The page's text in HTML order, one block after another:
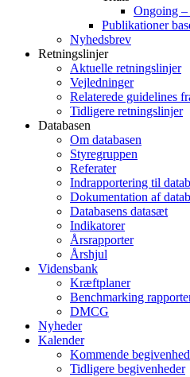
Ongoing
Publikationer
Nyhedsbrev
Retningslinjer
Aktuelle retningslinjer
Vejledninger
Relaterede guidelines
Tidligere retningslinjer
Databasen
Om databasen
Styregruppen
Referater
Indrapportering til
Dokumentation af
Databasens datasæt
Indikatorer
Årsrapporter
Årshjul
Vidensbank
Kræftplaner
Benchmarking
DMCG
Nyheder
Kalender
Kommende
Tidligere begivenheder